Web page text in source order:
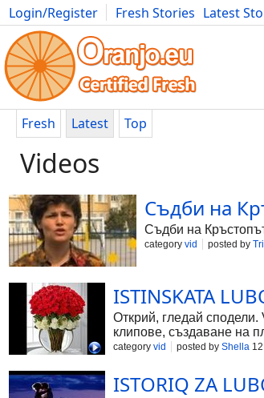
Login/Register Fresh Stories Latest
Photography Comics Bulgaria Fitness
Fresh Latest Top
Videos
Съдби на
Съдби на
category vid posted by
ISTINSKATA
Открий, гледай
клипове, създаване на
category vid posted by Shella
ISTORIQ ZA